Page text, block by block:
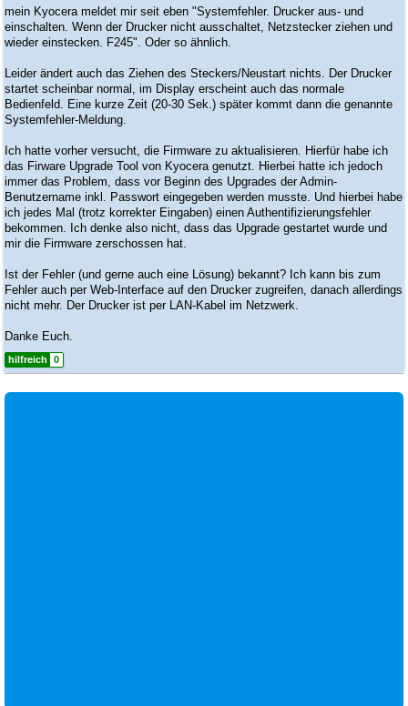
mein Kyocera meldet mir seit eben "Systemfehler. Drucker aus- und
einschalten. Wenn der Drucker nicht ausschaltet, Netzstecker ziehen und
wieder einstecken. F245". Oder so ähnlich.
Leider ändert auch das Ziehen des Steckers/Neustart nichts. Der Drucker
startet scheinbar normal, im Display erscheint auch das normale
Bedienfeld. Eine kurze Zeit (20-30 Sek.) später kommt dann die genannte
Systemfehler-Meldung.
Ich hatte vorher versucht, die Firmware zu aktualisieren. Hierfür habe ich
das Firware Upgrade Tool von Kyocera genutzt. Hierbei hatte ich jedoch
immer das Problem, dass vor Beginn des Upgrades der Admin-
Benutzername inkl. Passwort eingegeben werden musste. Und hierbei habe
ich jedes Mal (trotz korrekter Eingaben) einen Authentifizierungsfehler
bekommen. Ich denke also nicht, dass das Upgrade gestartet wurde und
mir die Firmware zerschossen hat.
Ist der Fehler (und gerne auch eine Lösung) bekannt? Ich kann bis zum
Fehler auch per Web-Interface auf den Drucker zugreifen, danach allerdings
nicht mehr. Der Drucker ist per LAN-Kabel im Netzwerk.
Danke Euch.
hilfreich 0